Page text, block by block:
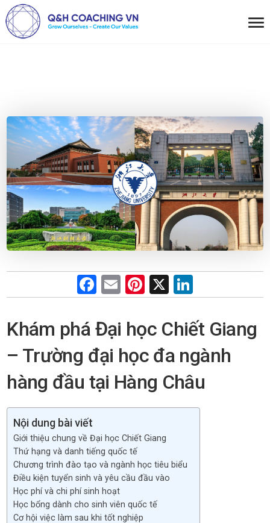
F
a
ce
b
o
o
E
m
ail
Pi
nt
er
es
t
X
n
ke
dI
n
Khám phá Đại học Chiết Giang
– Trường đại học đa ngành
hàng đầu tại Hàng Châu
Nội dung bài viết
Giới thiệu chung về Đại học Chiết Giang
Thứ hạng và danh tiếng quốc tế
Chương trình đào tạo và ngành học tiêu biểu
Điều kiện tuyển sinh và yêu cầu đầu vào
Học phí và chi phí sinh hoạt
Học bổng dành cho sinh viên quốc tế
Cơ hội việc làm sau khi tốt nghiệp